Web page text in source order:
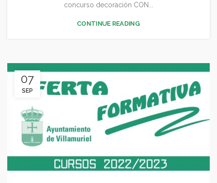
concurso decoración CON...
CONTINUE READING
07
SEP